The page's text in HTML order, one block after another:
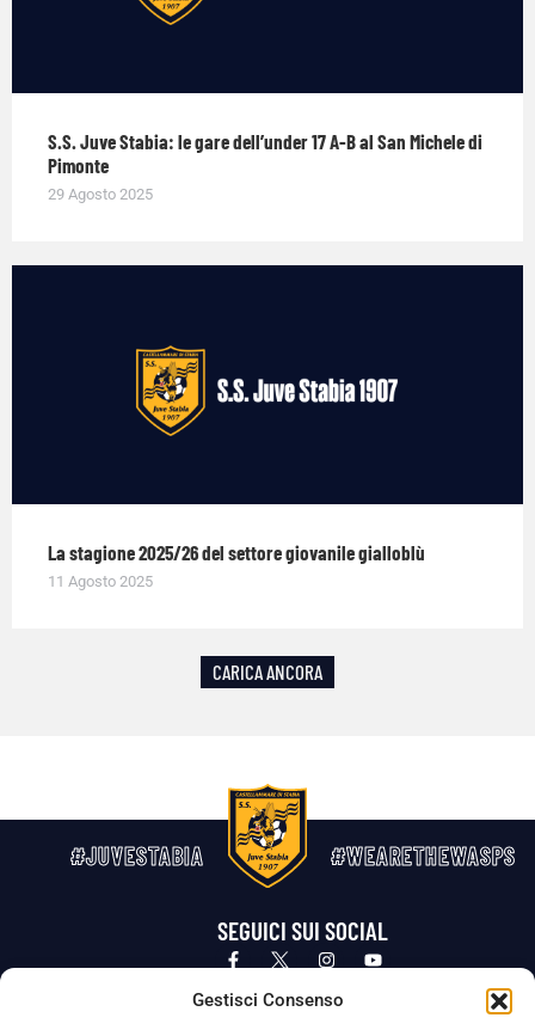
Gestisci Consenso
S.S. Juve Stabia: le gare dell’under 17 A-B al San Michele di
Pimonte
29 Agosto 2025
La stagione 2025/26 del settore giovanile gialloblù
11 Agosto 2025
CARICA ANCORA
#JUVESTABIA #WEARETHEWASPS
SEGUICI SUI SOCIAL
Privacy Policy Cookie Policy